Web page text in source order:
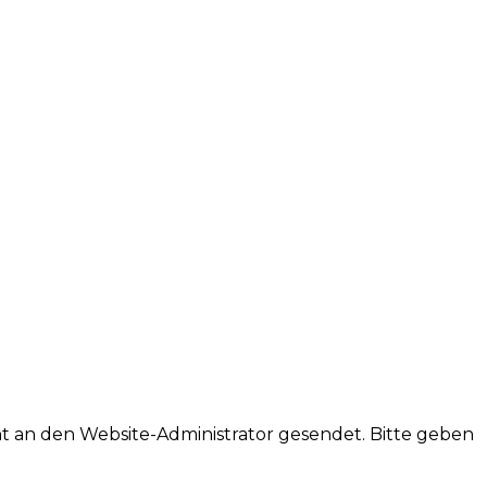
den Website-Administrator gesendet. Bitte geben